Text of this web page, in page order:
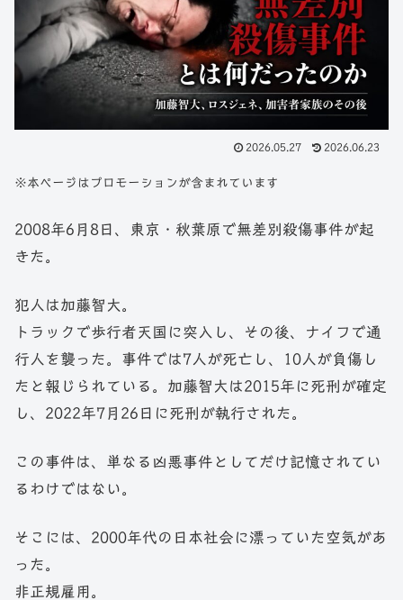
2026.05.27 2026.06.23
※本ページはプロモーションが含まれています
2008年6月8日、東京・秋葉原で無差別殺傷事件が起
きた。
犯人は加藤智大。
トラックで歩行者天国に突入し、その後、ナイフで通
行人を襲った。事件では7人が死亡し、10人が負傷し
たと報じられている。加藤智大は2015年に死刑が確定
し、2022年7月26日に死刑が執行された。
この事件は、単なる凶悪事件としてだけ記憶されてい
るわけではない。
そこには、2000年代の日本社会に漂っていた空気があ
った。
非正規雇用。